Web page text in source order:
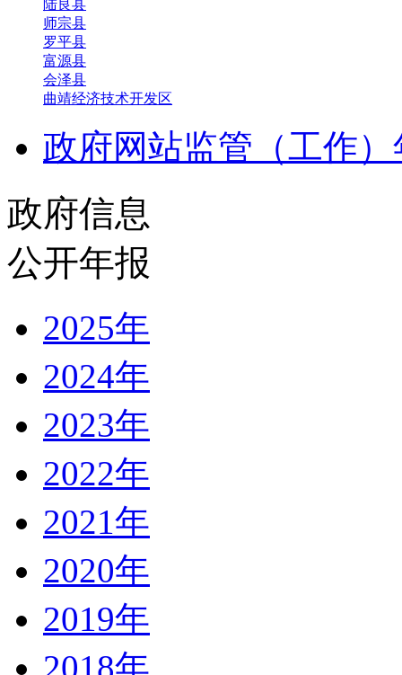
陆良县
师宗县
罗平县
富源县
会泽县
曲靖经济技术开发区
政府网站监管（工作
政府信息
公开年报
2025年
2024年
2023年
2022年
2021年
2020年
2019年